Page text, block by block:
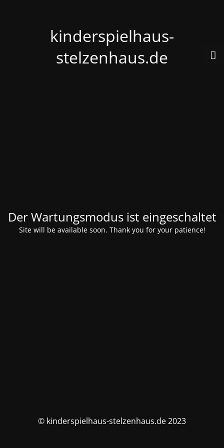
kinderspielhaus-
stelzenhaus.de
Der Wartungsmodus ist eingeschaltet
Site will be available soon. Thank you for your patience!
© kinderspielhaus-stelzenhaus.de 2023